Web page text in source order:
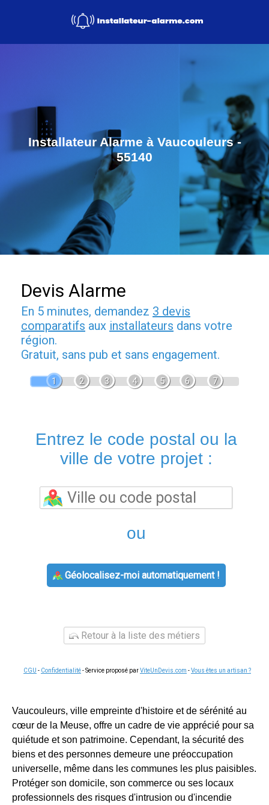
Installateur Alarme à Vaucouleurs -
55140
Devis Alarme
En 5 minutes, demandez 3 devis
comparatifs aux installateurs dans votre
région.
Gratuit, sans pub et sans engagement.
1 2 3 4 5 6 7
Entrez le code postal ou la
ville de votre projet :
ou
Géolocalisez-moi automatiquement !
Retour à la liste des métiers
CGU - Confidentialité- Service proposé parViteUnDevis.com -Vous êtes un artisan ?
Vaucouleurs, ville empreinte d'histoire et de sérénité au
cœur de la Meuse, offre un cadre de vie apprécié pour sa
quiétude et son patrimoine. Cependant, la sécurité des
biens et des personnes demeure une préoccupation
universelle, même dans les communes les plus paisibles.
Protéger son domicile, son commerce ou ses locaux
professionnels des risques d'intrusion ou d'incendie